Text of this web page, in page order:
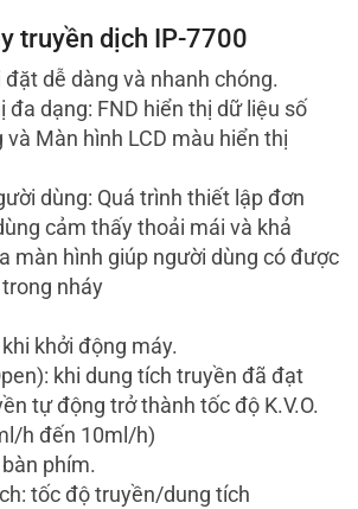
truyền dịch IP-7700
đặt dễ dàng và nhanh chóng.
đa dạng: FND hiển thị dữ liệu số
Màn hình LCD màu hiển thị
dùng: Quá trình thiết lập đơn
cảm thấy thoải mái và khả
màn hình giúp người dùng có được
nháy
khởi động máy.
khi dung tích truyền đã đạt
tự động trở thành tốc độ K.V.O.
h đến 10ml/h)
phím.
tốc độ truyền/dung tích